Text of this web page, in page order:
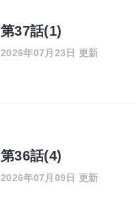
第37話(1)
2026年07月23日 更新
第36話(4)
2026年07月09日 更新